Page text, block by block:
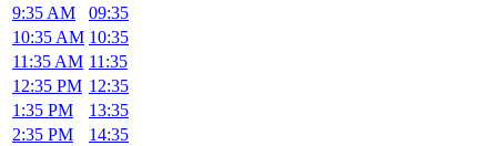
9:35 AM
09:35
10:35 AM 10:35
11:35 AM 11:35
12:35 PM 12:35
1:35 PM
13:35
2:35 PM
14:35